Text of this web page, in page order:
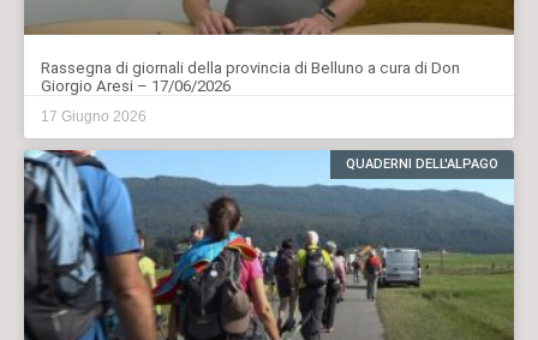
Rassegna di giornali della provincia di Belluno a cura di Don
Giorgio Aresi – 17/06/2026
17 Giugno 2026
QUADERNI DELL'ALPAGO